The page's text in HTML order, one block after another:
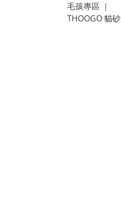
毛孩專區 ｜
THOOGO 貓砂